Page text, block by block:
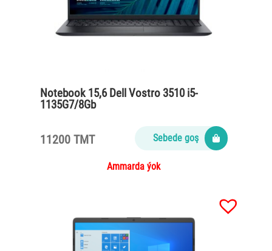
Notebook 15,6 Dell Vostro 3510 i5-
1135G7/8Gb
11200 TMT Sebede goş
Ammarda ýok